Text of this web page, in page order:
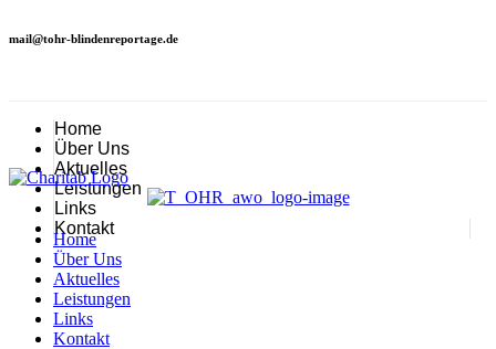
mail@tohr-blindenreportage.de
Home
Über Uns
Aktuelles
Leistungen
Links
Kontakt
Home
Über Uns
Aktuelles
Leistungen
Links
Kontakt